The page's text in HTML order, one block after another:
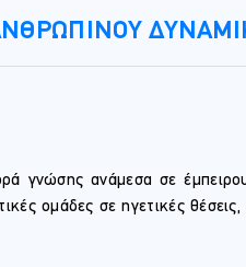
γνώσης ανάμεσα σε
ομάδες σε ηγετικές θέσεις,